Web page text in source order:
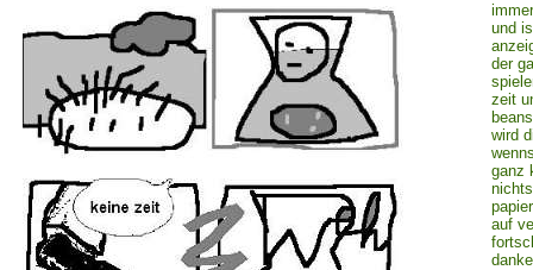
und
der
zeit
wird
ganz
auf